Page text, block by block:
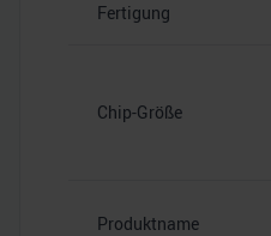
Fertigung
Chip-Größe
Produktname